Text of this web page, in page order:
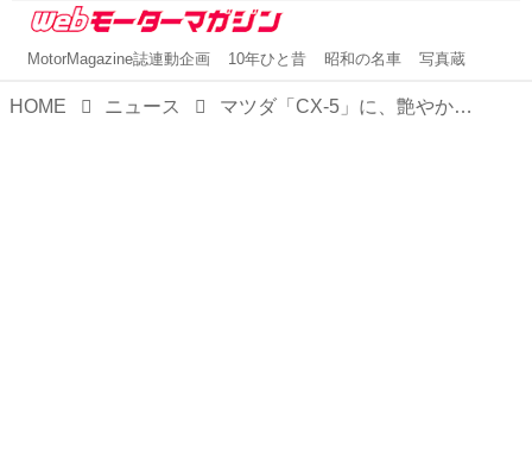
MotorMagazine誌連動企画 10年ひと昔 昭和の名車 写真蔵
HOME ニュース マツダ「CX-5」に、艶やかな新色ホワイト系を新設定。「つながる」進化もさりげなく便利だ